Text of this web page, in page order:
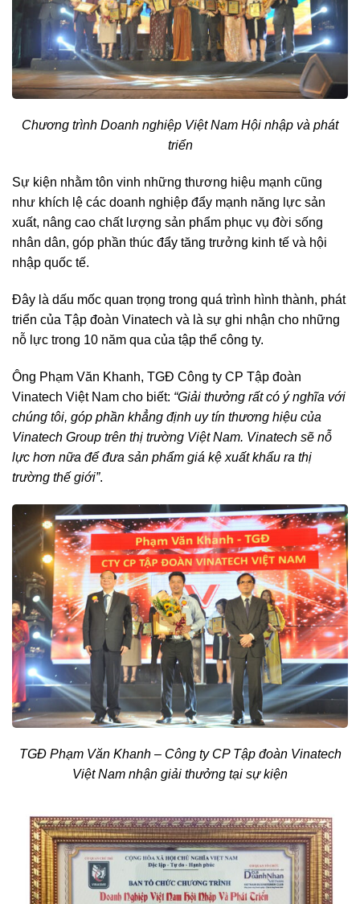
Chương trình Doanh nghiệp Việt Nam Hội nhập và phát
triển
Sự kiện nhằm tôn vinh những thương hiệu mạnh cũng
như khích lệ các doanh nghiệp đẩy mạnh năng lực sản
xuất, nâng cao chất lượng sản phẩm phục vụ đời sống
nhân dân, góp phần thúc đẩy tăng trưởng kinh tế và hội
nhập quốc tế.
Đây là dấu mốc quan trọng trong quá trình hình thành, phát
triển của Tập đoàn Vinatech và là sự ghi nhận cho những
nỗ lực trong 10 năm qua của tập thể công ty.
Ông Phạm Văn Khanh, TGĐ Công ty CP Tập đoàn
Vinatech Việt Nam cho biết: “Giải thưởng rất có ý nghĩa với
chúng tôi, góp phần khẳng định uy tín thương hiệu của
Vinatech Group trên thị trường Việt Nam. Vinatech sẽ nỗ
lực hơn nữa để đưa sản phẩm giá kệ xuất khẩu ra thị
trường thế giới”.
TGĐ Phạm Văn Khanh – Công ty CP Tập đoàn Vinatech
Việt Nam nhận giải thưởng tại sự kiện